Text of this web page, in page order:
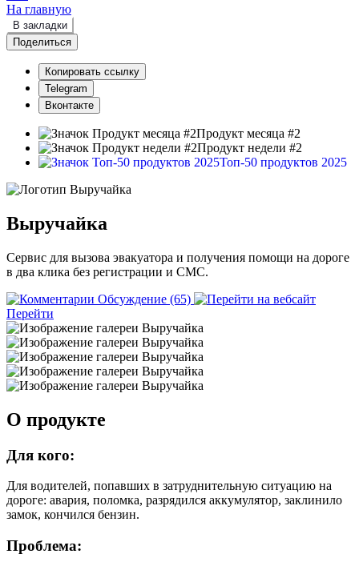
На главную
В закладки
Поделиться
Копировать ссылку
Telegram
Вконтакте
Продукт месяца #2
Продукт недели #2
Топ-50 продуктов 2025
Выручайка
Сервис для вызова эвакуатора и получения помощи на дороге
в два клика без регистрации и СМС.
Обсуждение (65)
Перейти
О продукте
Для кого:
Для водителей, попавших в затруднительную ситуацию на
дороге: авария, поломка, разрядился аккумулятор, заклинило
замок, кончился бензин.
Проблема: